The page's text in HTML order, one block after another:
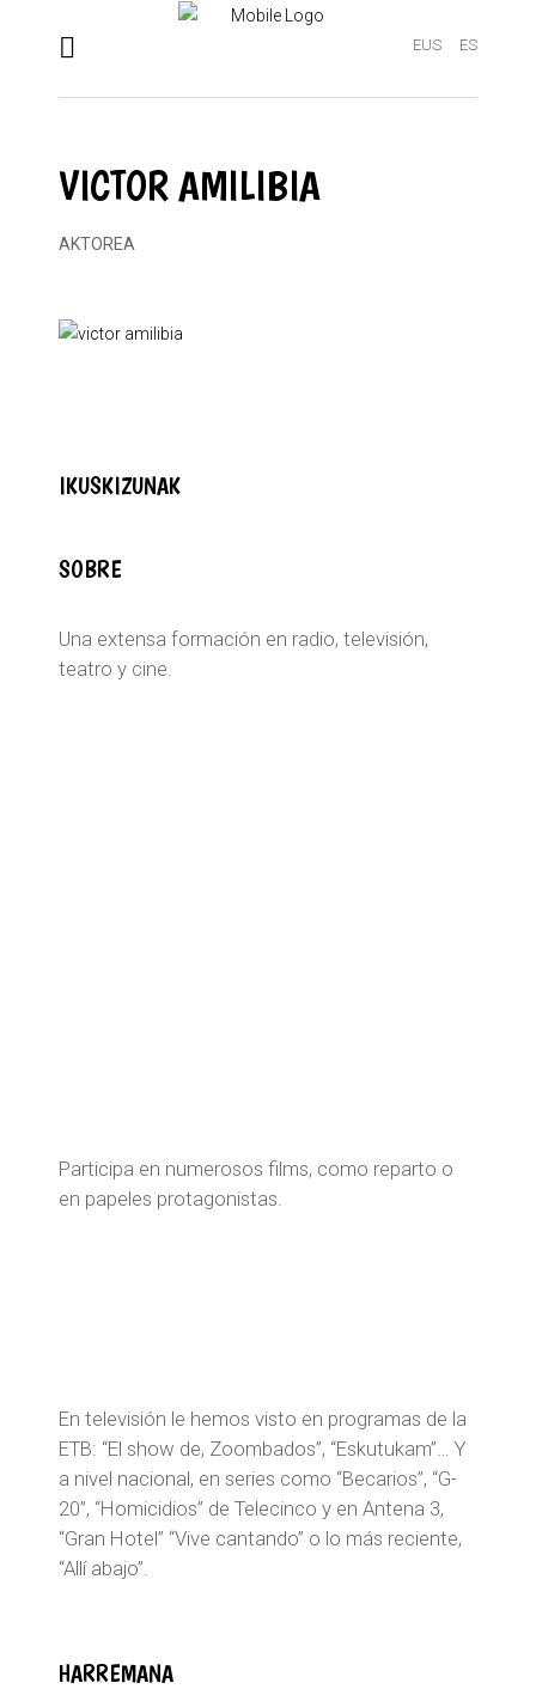
EUS ES
VICTOR AMILIBIA
AKTOREA
IKUSKIZUNAK
SOBRE
Una extensa formación en radio, televisión,
teatro y cine.
Participa en numerosos films, como reparto o
en papeles protagonistas.
En televisión le hemos visto en programas de la
ETB: “El show de, Zoombados”, “Eskutukam”… Y
a nivel nacional, en series como “Becarios”, “G-
20”, “Homicidios” de Telecinco y en Antena 3,
“Gran Hotel” “Vive cantando” o lo más reciente,
“Allí abajo”.
HARREMANA